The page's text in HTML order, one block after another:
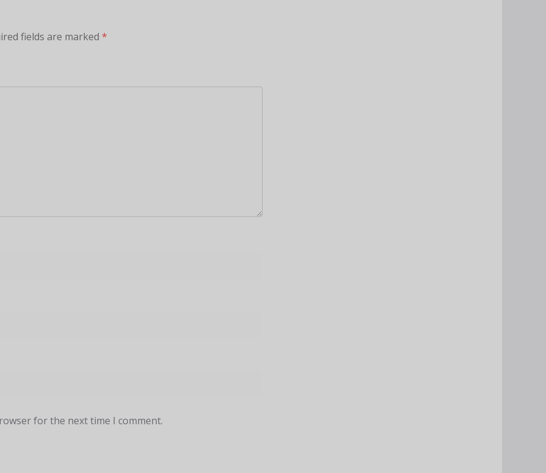
fields are marked *
for the next time I comment.